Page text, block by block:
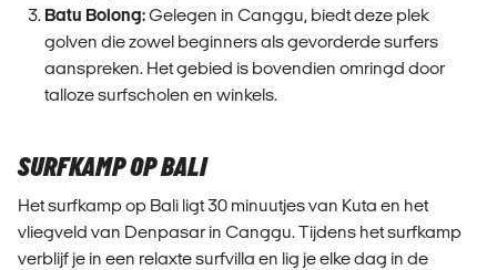
Batu Bolong:Gelegen in Canggu, biedt deze plek
golven die zowel beginners als gevorderde surfers
aanspreken. Het gebied is bovendien omringd door
talloze surfscholen en winkels.
SURFKAMP OP BALI
Het surfkamp op Bali ligt 30 minuutjes van Kuta en het
vliegveld van Denpasar in Canggu. Tijdens het surfkamp
verblijf je in een relaxte surfvilla en lig je elke dag in de